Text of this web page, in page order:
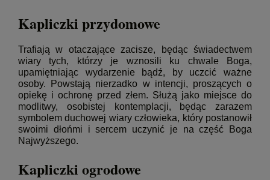
Kapliczki przydomowe
Trafiają w otaczające zacisze, będąc świadectwem
wiary tych, którzy je wznosili ku chwale Boga,
upamiętniając wydarzenie bądź, by uczcić ważne
osoby. Powstają nierzadko w intencji, proszących o
opiekę i ochronę przed złem. Służą jako miejsce do
modlitwy, osobistej kontemplacji, będąc zarazem
symbolem duchowej wiary człowieka, który postanowił
swoimi dłońmi i sercem uczynić je na część Boga
Najwyższego.
Kapliczki ogrodowe